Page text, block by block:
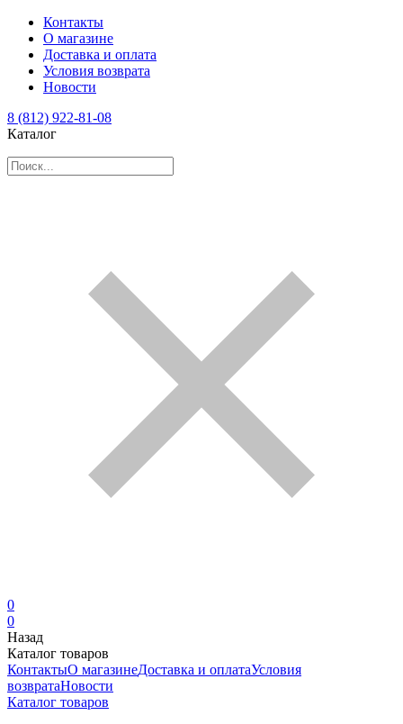
Контакты
О магазине
Доставка и оплата
Условия возврата
Новости
8 (812) 922-81-08
Каталог
0
0
Назад
Каталог товаров
КонтактыО магазинеДоставка и оплатаУсловия
возвратаНовости
Каталог товаров